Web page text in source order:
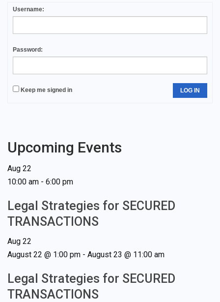
Username:
Password:
Keep me signed in LOG IN
Upcoming Events
Aug 22
10:00 am - 6:00 pm
Legal Strategies for SECURED
TRANSACTIONS
Aug 22
August 22 @ 1:00 pm - August 23 @ 11:00 am
Legal Strategies for SECURED
TRANSACTIONS